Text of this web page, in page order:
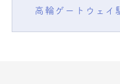
高輪ゲートウェイ